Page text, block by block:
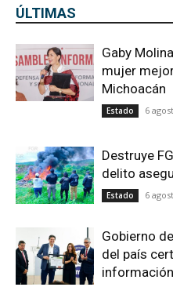
ÚLTIMAS
Gaby
mujer
Michoacán
Estado 6
Destruye
delito
Estado 6
Gobierno
del país
información